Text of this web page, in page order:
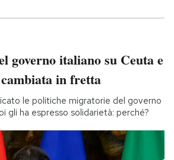
governo italiano su Ceuta e
in fretta
le politiche migratorie del governo
gli ha espresso solidarietà: perché?